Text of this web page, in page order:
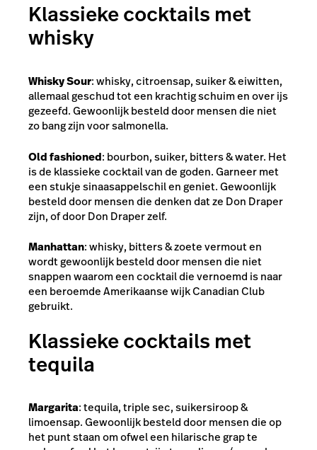
Klassieke cocktails met
whisky
Whisky Sour: whisky, citroensap, suiker & eiwitten,
allemaal geschud tot een krachtig schuim en over ijs
gezeefd. Gewoonlijk besteld door mensen die niet
zo bang zijn voor salmonella.
Old fashioned: bourbon, suiker, bitters & water. Het
is de klassieke cocktail van de goden. Garneer met
een stukje sinaasappelschil en geniet. Gewoonlijk
besteld door mensen die denken dat ze Don Draper
zijn, of door Don Draper zelf.
Manhattan: whisky, bitters & zoete vermout en
wordt gewoonlijk besteld door mensen die niet
snappen waarom een cocktail die vernoemd is naar
een beroemde Amerikaanse wijk Canadian Club
gebruikt.
Klassieke cocktails met
tequila
Margarita: tequila, triple sec, suikersiroop &
limoensap. Gewoonlijk besteld door mensen die op
het punt staan om ofwel een hilarische grap te